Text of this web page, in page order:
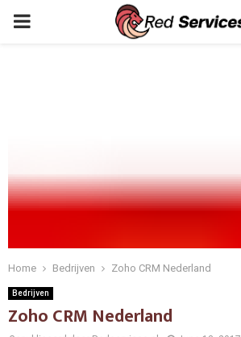
PRIMARY
Home Bedrijven Zoho CRM Nederland
Bedrijven
Zoho CRM Nederland